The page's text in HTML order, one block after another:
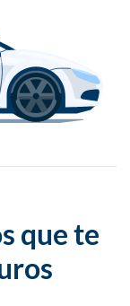
que te